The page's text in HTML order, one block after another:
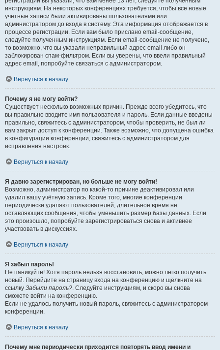
инструкциям. На некоторых конференциях требуется, чтобы все новые
учётные записи были активированы пользователями или
администратором до входа в систему. Эта информация отображается в
процессе регистрации. Если вам было прислано email-сообщение,
следуйте полученным инструкциям. Если email-сообщение не получено,
то возможно, что вы указали неправильный адрес email либо он
заблокирован спам-фильтром. Если вы уверены, что ввели правильный
адрес email, попробуйте связаться с администратором.
Вернуться к началу
Почему я не могу войти?
Существует несколько возможных причин. Прежде всего убедитесь, что
вы правильно вводите имя пользователя и пароль. Если данные введены
правильно, свяжитесь с администратором, чтобы проверить, не был ли
вам закрыт доступ к конференции. Также возможно, что допущена ошибка
в конфигурации конференции, свяжитесь с администратором для
исправления настроек.
Вернуться к началу
Я давно зарегистрирован, но больше не могу войти!
Возможно, администратор по какой-то причине деактивировал или
удалил вашу учётную запись. Кроме того, многие конференции
периодически удаляют пользователей, длительное время не
оставляющих сообщения, чтобы уменьшить размер базы данных. Если
это произошло, попробуйте зарегистрироваться снова и активнее
участвовать в дискуссиях.
Вернуться к началу
Я забыл пароль!
Не паникуйте! Хотя пароль нельзя восстановить, можно легко получить
новый. Перейдите на страницу входа на конференцию и щёлкните на
ссылку Забыли пароль? . Следуйте инструкциям, и скоро вы снова
сможете войти на конференцию.
Если не удалось получить новый пароль, свяжитесь с администратором
конференции.
Вернуться к началу
Почему мне периодически приходится повторять ввод имени и